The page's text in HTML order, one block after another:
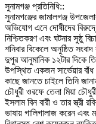
‎সুনামগঞ্জ প্রতিনিধি::
‎সুনামগঞ্জের জামালগঞ্জ
অভিযোগ এনে দোষীদের
নিশ্চিতকরণ এবং ঘটনার সুষ্ঠু
‎শনিবার বিকেলে অনুষ্ঠিত
দুপুর আনুমানিক ১২টার দিকে
উপস্থিত একজন সার্ভেয়ার বাঁধ
কাছে জানতে চাইলে তিনি
চৌধুরী ওরফে তেলা মিয়া
ইসলাম বিন বারী ও তার স্ত্রী
ভাষায় গালিগালাজ করেন